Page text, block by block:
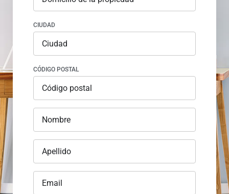
CIUDAD
CÓDIGO POSTAL